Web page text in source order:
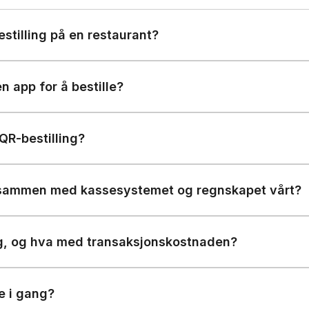
på en restaurant?
app for å bestille?
bestilling?
med kassesystemet og regnskapet vårt?
og hva med transaksjonskostnaden?
i gang?